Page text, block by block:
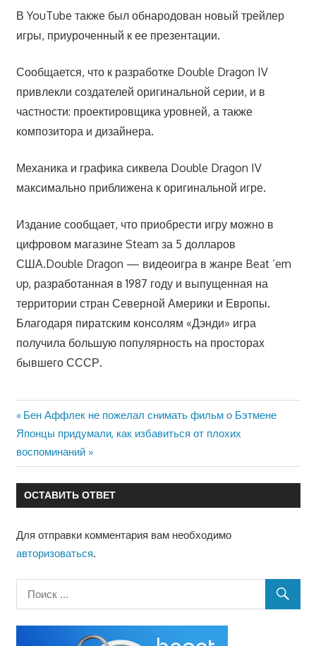
В YouTube также был обнародован новый трейлер
игры, приуроченный к ее презентации.
Сообщается, что к разработке Double Dragon IV
привлекли создателей оригинальной серии, и в
частности: проектировщика уровней, а также
композитора и дизайнера.
Механика и графика сиквела Double Dragon IV
максимально приближена к оригинальной игре.
Издание сообщает, что приобрести игру можно в
цифровом магазине Steam за 5 долларов
США.Double Dragon — видеоигра в жанре Beat ’em
up, разработанная в 1987 году и выпущенная на
территории стран Северной Америки и Европы.
Благодаря пиратским консолям «Дэнди» игра
получила большую популярность на просторах
бывшего СССР.
Навигация
по
записям
Предыдущая
запись:
Бен Аффлек не пожелал снимать фильм о Бэтмене
Следующая
запись:
Японцы придумали, как избавиться от плохих
воспоминаний
ОСТАВИТЬ ОТВЕТ
Для отправки комментария вам необходимо
авторизоваться.